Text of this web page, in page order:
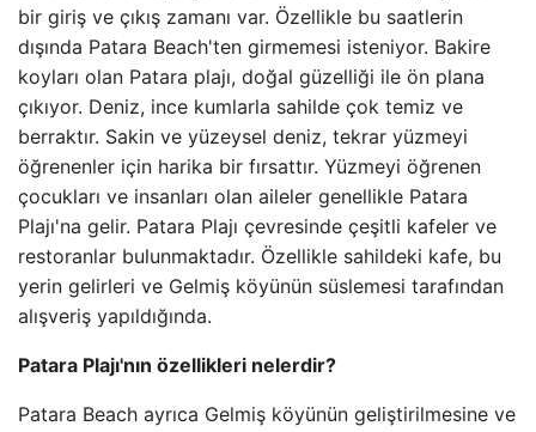
bir giriş ve çıkış zamanı var. Özellikle bu saatlerin
dışında Patara Beach'ten girmemesi isteniyor. Bakire
koyları olan Patara plajı, doğal güzelliği ile ön plana
çıkıyor. Deniz, ince kumlarla sahilde çok temiz ve
berraktır. Sakin ve yüzeysel deniz, tekrar yüzmeyi
öğrenenler için harika bir fırsattır. Yüzmeyi öğrenen
çocukları ve insanları olan aileler genellikle Patara
Plajı'na gelir. Patara Plajı çevresinde çeşitli kafeler ve
restoranlar bulunmaktadır. Özellikle sahildeki kafe, bu
yerin gelirleri ve Gelmiş köyünün süslemesi tarafından
alışveriş yapıldığında.
Patara Plajı'nın özellikleri nelerdir?
Patara Beach ayrıca Gelmiş köyünün geliştirilmesine ve